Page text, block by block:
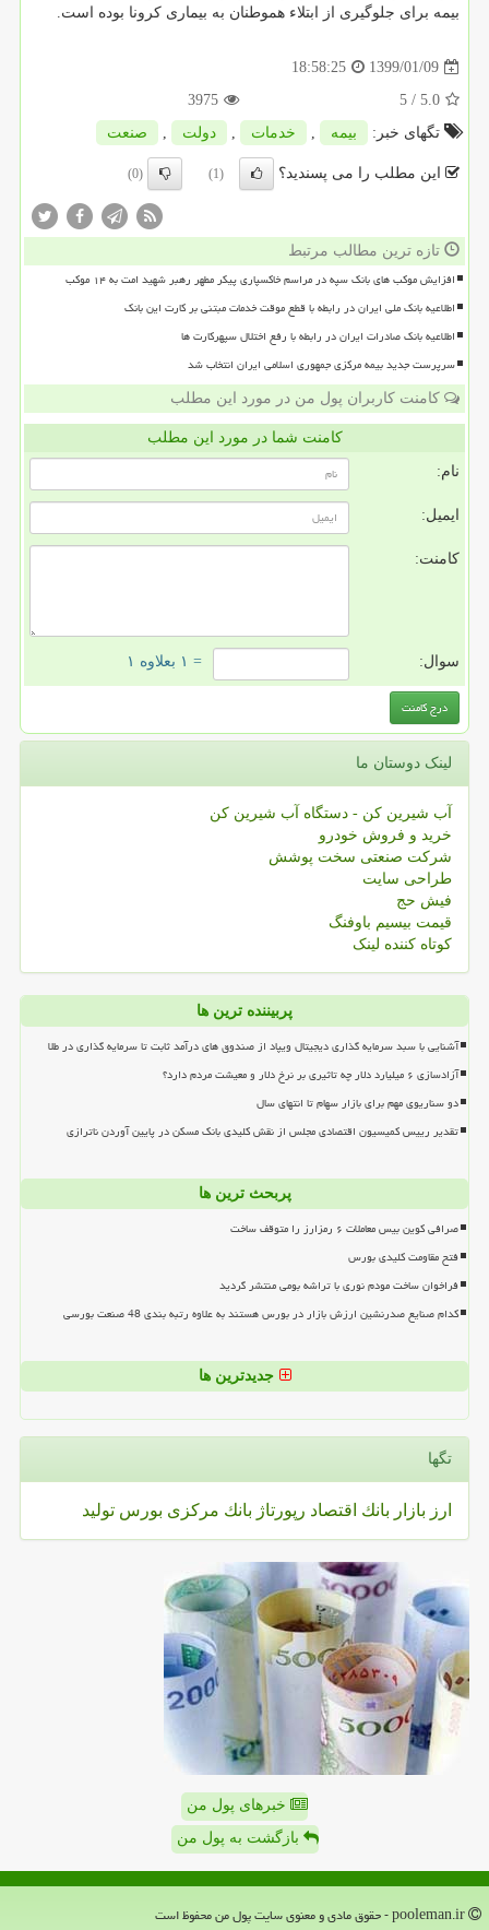
بیمه برای جلوگیری از ابتلاء هموطنان به بیماری كرونا بوده است.
1399/01/09
18:58:25
5.0
/ 5
3975
تگهای خبر:
بیمه , خدمات , دولت , صنعت
این مطلب را می پسندید؟ (1)
(0)
تازه ترین مطالب مرتبط
افزایش موکب های بانک سپه در مراسم خاکسپاری پیکر مطهر رهبر شهید امت به ۱۴ موکب
اطلاعیه بانک ملی ایران در رابطه با قطع موقت خدمات مبتنی بر کارت این بانک
اطلاعیه بانک صادرات ایران در رابطه با رفع اختلال سپهرکارت ها
سرپرست جدید بیمه مرکزی جمهوری اسلامی ایران انتخاب شد
کامنت کاربران پول من در مورد این مطلب
کامنت شما در مورد این مطلب
نام:
ایمیل:
کامنت:
سوال: = ۱ بعلاوه ۱
لینک دوستان ما
آب شیرین کن - دستگاه آب شیرین کن
خرید و فروش خودرو
شرکت صنعتی سخت پوشش
طراحی سایت
فیش حج
قیمت بیسیم باوفنگ
کوتاه کننده لینک
پربیننده ترین ها
آشنایی با سبد سرمایه گذاری دیجیتال ویپاد از صندوق های درآمد ثابت تا سرمایه گذاری در طلا
آزادسازی ۶ میلیارد دلار چه تاثیری بر نرخ دلار و معیشت مردم دارد؟
دو سناریوی مهم برای بازار سهام تا انتهای سال
تقدیر رییس کمیسیون اقتصادی مجلس از نقش کلیدی بانک مسکن در پایین آوردن ناترازی
پربحث ترین ها
صرافی کوین بیس معاملات ۶ رمزارز را متوقف ساخت
فتح مقاومت کلیدی بورس
فراخوان ساخت مودم نوری با تراشه بومی منتشر گردید
کدام صنایع صدرنشین ارزش بازار در بورس هستند به علاوه رتبه بندی 48 صنعت بورسی
جدیدترین ها
تگها
ارز بازار بانك اقتصاد رپورتاژ بانك مركزی بورس تولید
خبرهای پول من
بازگشت به پول من